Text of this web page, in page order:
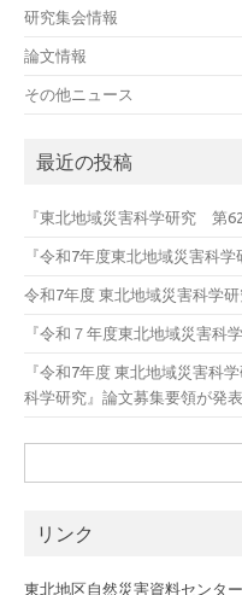
研究集会情報
論文情報
その他ニュース
最近の投稿
『東北地域災害科学研究 第
『令和7年度東北地域災害科
令和7年度 東北地域災害科学
『令和７年度東北地域災害科
『令和7年度 東北地域災害科
科学研究』論文募集要領が発表
索:
リンク
東北地区自然災害資料センター